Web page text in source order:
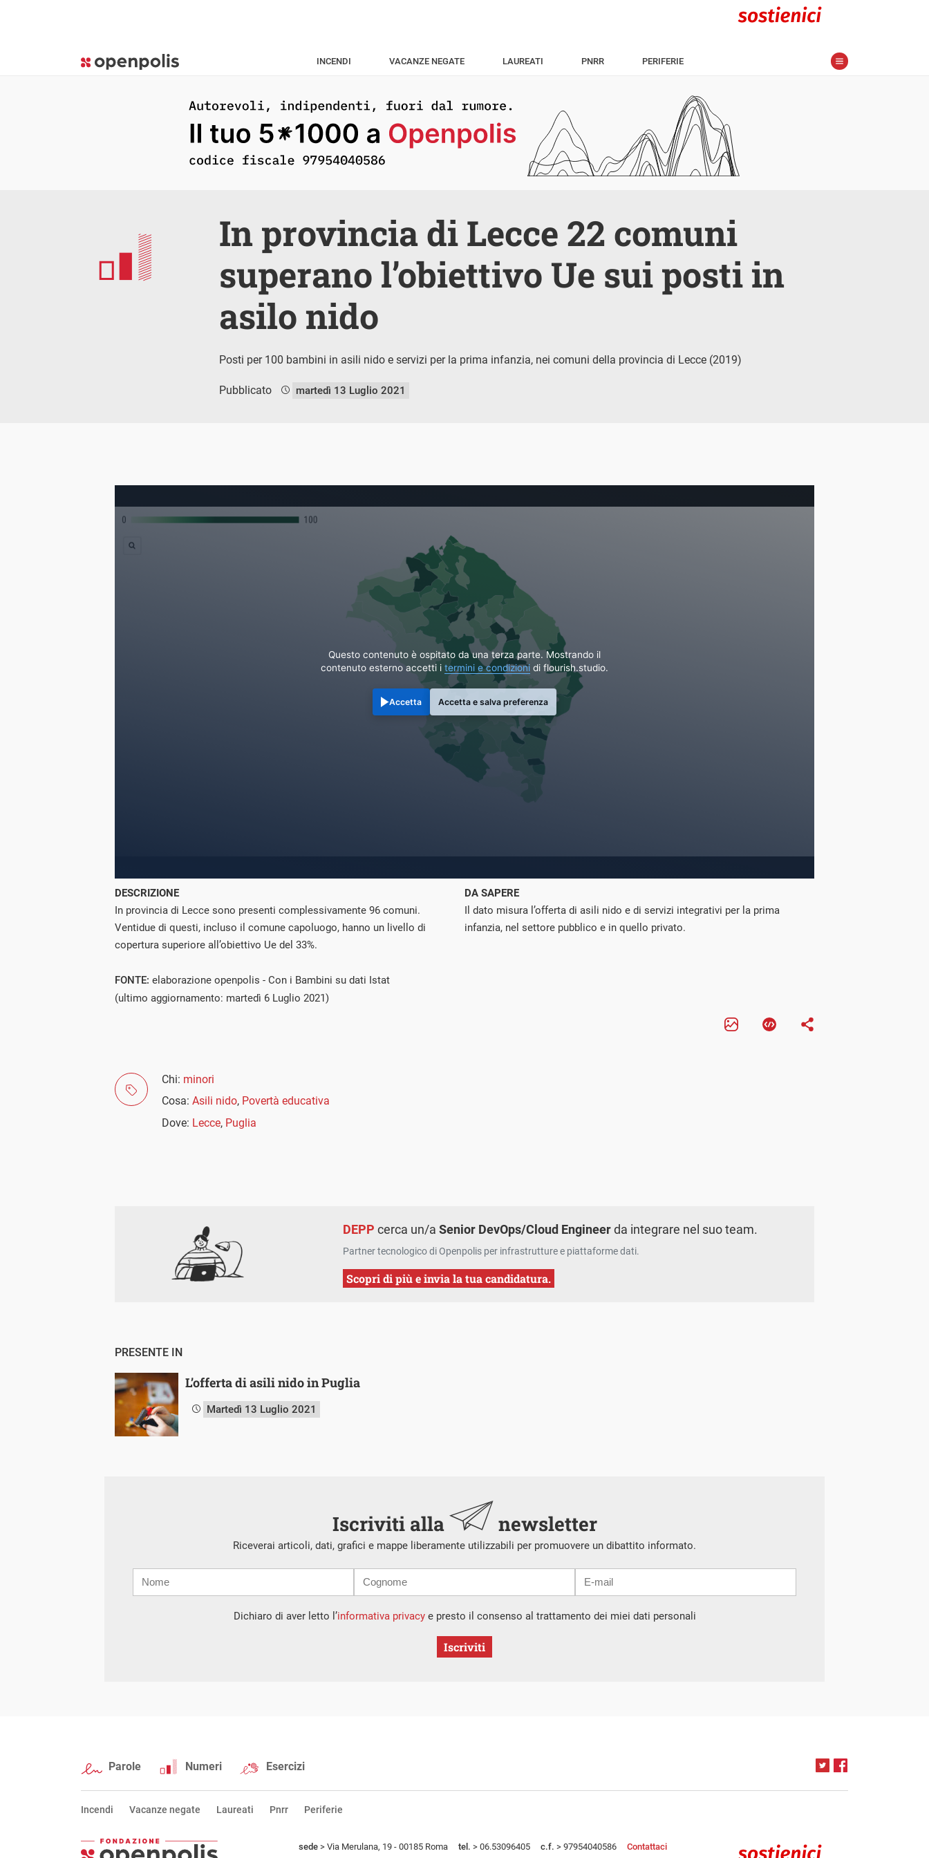
INCENDI VACANZE NEGATE LAUREATI PNRR PERIFERIE
In provincia di Lecce 22 comuni
superano l’obiettivo Ue sui posti in
asilo nido
Posti per 100 bambini in asili nido e servizi per la prima infanzia, nei comuni della provincia di Lecce (2019)
Pubblicato martedì 13 Luglio 2021
Questo contenuto è ospitato da una terza parte. Mostrando il
contenuto esterno accetti i termini e condizioni di flourish.studio.
Accetta Accetta e salva preferenza
DESCRIZIONE
In provincia di Lecce sono presenti complessivamente 96 comuni.
Ventidue di questi, incluso il comune capoluogo, hanno un livello di
copertura superiore all’obiettivo Ue del 33%.
DA SAPERE
Il dato misura l’offerta di asili nido e di servizi integrativi per la prima
infanzia, nel settore pubblico e in quello privato.
FONTE: elaborazione openpolis - Con i Bambini su dati Istat
(ultimo aggiornamento: martedì 6 Luglio 2021)
Chi: minori
Cosa: Asili nido, Povertà educativa
Dove: Lecce, Puglia
DEPP cerca un/aSenior DevOps/Cloud Engineerda integrare nel suo team.
Partner tecnologico di Openpolis per infrastrutture e piattaforme dati.
Scopri di più e invia la tua candidatura.
PRESENTE IN
L’offerta di asili nido in Puglia
Martedì 13 Luglio 2021
Iscriviti alla newsletter
Riceverai articoli, dati, grafici e mappe liberamente utilizzabili per promuovere un dibattito informato.
mail
Dichiaro di aver letto l’informativa privacye presto il consenso al trattamento dei miei dati personali
Iscriviti
Parole Numeri Esercizi
Incendi Vacanze negate Laureati Pnrr Periferie
sede > Via Merulana, 19 - 00185 Roma tel. > 06.53096405 c.f. > 97954040586 Contattaci